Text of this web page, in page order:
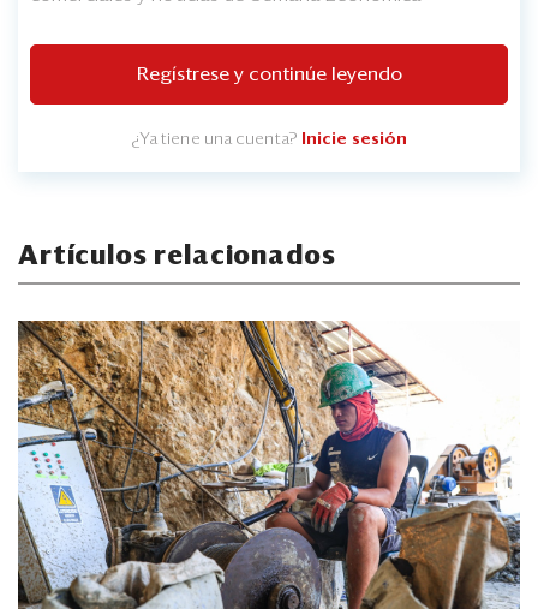
Regístrese y continúe leyendo
¿Ya tiene una cuenta? Inicie sesión
Artículos relacionados